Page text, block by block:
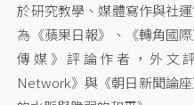
於研究教學、媒體寫作與社
為《蘋果日報》、《轉角國
傳媒》評論作者，外文
Network》與《朝日新聞論